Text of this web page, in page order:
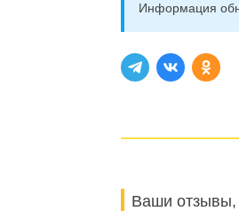
Информация
Ваши отзывы,